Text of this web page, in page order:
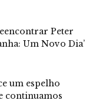
Peter
Um Novo Dia’
um espelho
continuamos